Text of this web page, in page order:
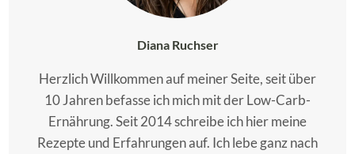
Diana Ruchser
Herzlich Willkommen auf meiner Seite, seit über
10 Jahren befasse ich mich mit der Low-Carb-
Ernährung. Seit 2014 schreibe ich hier meine
Rezepte und Erfahrungen auf. Ich lebe ganz nach